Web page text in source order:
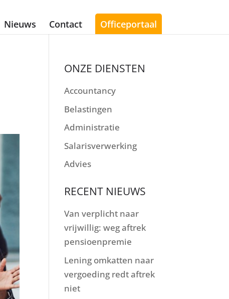
Nieuws Contact Officeportaal
ONZE DIENSTEN
Accountancy
Belastingen
Administratie
Salarisverwerking
Advies
RECENT NIEUWS
Van verplicht naar
vrijwillig: weg aftrek
pensioenpremie
Lening omkatten naar
vergoeding redt aftrek
niet